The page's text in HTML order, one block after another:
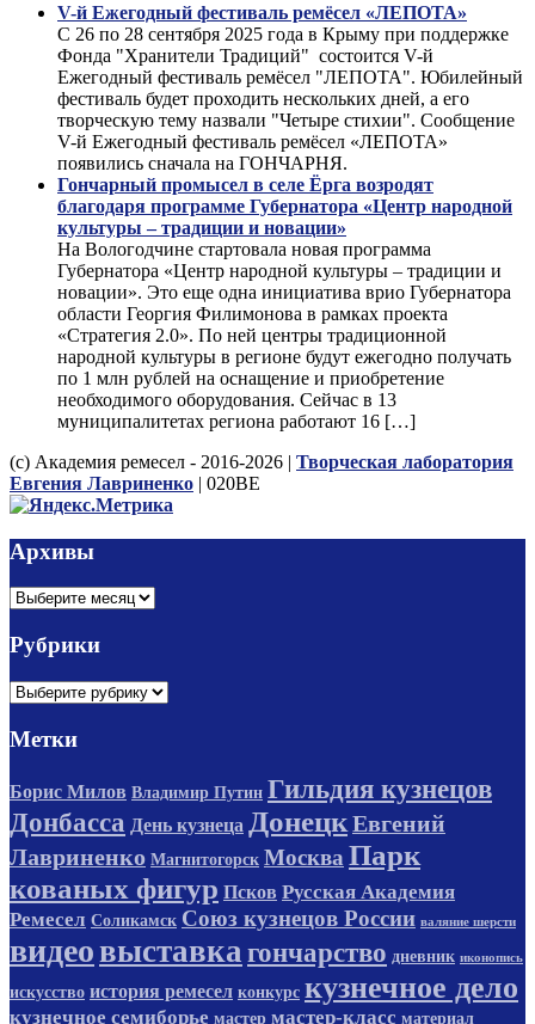
V-й Ежегодный фестиваль ремёсел «ЛЕПОТА»
С 26 по 28 сентября 2025 года в Крыму при поддержке
Фонда "Хранители Традиций" состоится V-й
Ежегодный фестиваль ремёсел "ЛЕПОТА". Юбилейный
фестиваль будет проходить нескольких дней, а его
творческую тему назвали "Четыре стихии". Сообщение
V-й Ежегодный фестиваль ремёсел «ЛЕПОТА»
появились сначала на ГОНЧАРНЯ.
Гончарный промысел в селе Ёрга возродят
благодаря программе Губернатора «Центр народной
культуры – традиции и новации»
На Вологодчине стартовала новая программа
Губернатора «Центр народной культуры – традиции и
новации». Это еще одна инициатива врио Губернатора
области Георгия Филимонова в рамках проекта
«Стратегия 2.0». По ней центры традиционной
народной культуры в регионе будут ежегодно получать
по 1 млн рублей на оснащение и приобретение
необходимого оборудования. Сейчас в 13
муниципалитетах региона работают 16 […]
(с) Академия ремесел - 2016-2026 | Творческая лаборатория
Евгения Лавриненко | 020BE
Архивы
Архивы
Рубрики
Рубрики
Метки
Борис Милов Владимир Путин Гильдия кузнецов
Донбасса День кузнеца ДонецкЕвгений
Лавриненко Магнитогорск Москва Парк
кованых фигур Псков Русская Академия
Ремесел Соликамск Союз кузнецов России валяние шерсти
видеовыставка гончарство дневник иконопись
искусство история ремесел конкурс кузнечное дело
кузнечное семиборье мастер мастер-класс материал